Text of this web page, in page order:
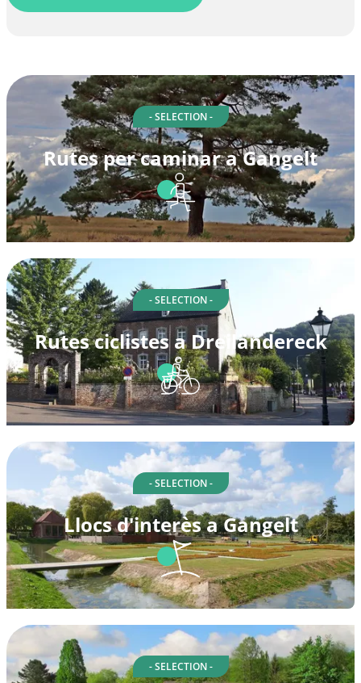
- SELECTION -
Rutes per caminar a Gangelt
- SELECTION -
Rutes ciclistes a Dreiländereck
- SELECTION -
Llocs d'interès a Gangelt
- SELECTION -